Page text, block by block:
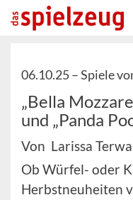
06.10.25 –Spiele
„Bella
und „Panda
Von Larissa
Ob Würfel- oder
Herbstneuheiten